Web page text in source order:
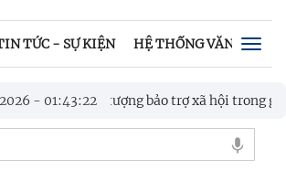
TỨC - SỰ KIỆN HỆ THỐNG VĂN BẢN
- 01:43:23
tuổi, đối tượng bảo trợ xã hội trong giải
CÚP ĐOÀN XÃ SƠN TỊNH LẦN THỨ